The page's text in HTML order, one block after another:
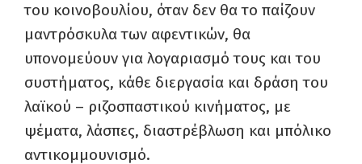
του κοινοβουλίου, όταν δεν θα το παίζουν
μαντρόσκυλα των αφεντικών, θα
υπονομεύουν για λογαριασμό τους και του
συστήματος, κάθε διεργασία και δράση του
λαϊκού – ριζοσπαστικού κινήματος, με
ψέματα, λάσπες, διαστρέβλωση και μπόλικο
αντικομμουνισμό.